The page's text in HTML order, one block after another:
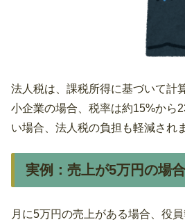
法人税は、課税所得に基づいて計
小企業の場合、税率は約15%から
い場合、法人税の負担も軽減され
実例：売上が5万円の場合
月に5万円の売上がある場合、役